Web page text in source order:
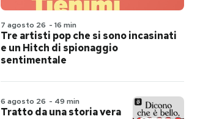
7 agosto 26 - 16 min
Tre artisti pop che si sono incasinati
e un Hitch di spionaggio
sentimentale
6 agosto 26 - 49 min
Tratto da una storia vera